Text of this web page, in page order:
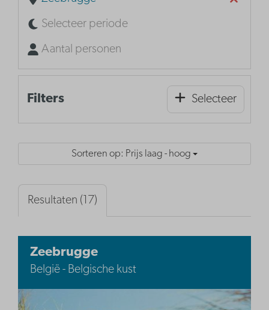
Selecteer periode
Aantal personen
Filters Selecteer
Sorteren op: Prijs laag - hoog
Resultaten (17)
Zeebrugge
België - Belgische kust